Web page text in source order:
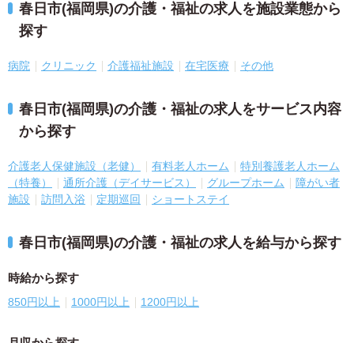
春日市(福岡県)の介護・福祉の求人を施設業態から
探す
病院 クリニック 介護福祉施設 在宅医療 その他
春日市(福岡県)の介護・福祉の求人をサービス内容
から探す
介護老人保健施設（老健） 有料老人ホーム
特別養護老人ホーム
（特養）
通所介護（デイサービス） グループホーム
障がい者
施設
訪問入浴 定期巡回 ショートステイ
春日市(福岡県)の介護・福祉の求人を給与から探す
時給から探す
850円以上 1000円以上 1200円以上